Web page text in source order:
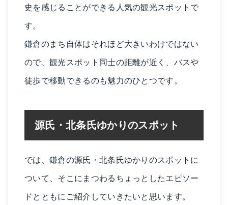
史を感じることができる人気の観光スポットで
す。
鎌倉のまち自体はそれほど大きいわけではない
ので、観光スポット同士の距離が近く、バスや
徒歩で移動できるのも魅力のひとつです。
源氏・北条氏ゆかりのスポット
では、鎌倉の源氏・北条氏ゆかりのスポットに
ついて、そこにまつわるちょっとしたエピソー
ドとともにご紹介していきたいと思います。